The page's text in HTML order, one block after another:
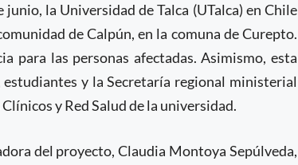
la Universidad de Talca (UTalca) en Chile
de Calpún, en la comuna de Curepto.
para las personas afectadas. Asimismo, esta
y la Secretaría regional ministerial
y Red Salud de la universidad.
del proyecto, Claudia Montoya Sepúlveda,